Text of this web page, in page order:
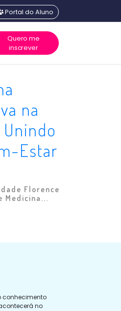
Portal do Aluno
Quero me
inscrever
na
Estar
Florence
Medicina...
conhecimento
no